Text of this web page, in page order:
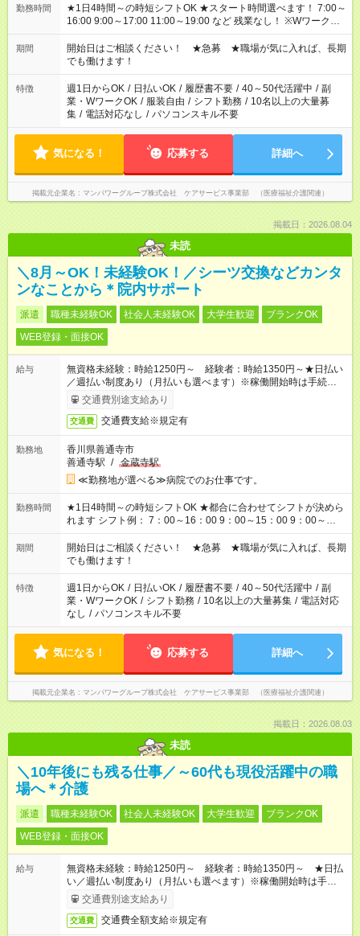
勤務時間
★1日4時間～の時短シフトOK ★スタート時間選べます！ 7:00～
16:00 9:00～17:00 11:00～19:00 など 残業なし！ ※Wワークの
場合、他のお仕事と合わせ週40時間超の就業はご案内できませ
ん ※法令に基づき、週20時間以上勤務は社会保険への加入対象
となります ※労働者派遣法（日雇い派遣の原則禁止）により、
短時間・短期間の就業はご案内が難しい場合があります
期間
開始日はご相談ください！ ★急募 ★職場が気に入れば、長期
でも働けます！
特徴 週1日からOK / 日払いOK / 履歴書不要 / 40～50代活躍中 / 副
業・WワークOK / 服装自由 / シフト勤務 / 10名以上の大量募
集 / 電話対応なし / パソコンスキル不要
気になる！ 応募する 詳細へ
掲載元企業名 マンパワーグループ株式会社 ケアサービス事業部 （医療福祉介護関連）
掲載日：2026.08.04
未読
＼8月～OK！未経験OK！／シーツ交換などカンタ
ンなことから＊院内サポート
派遣 職種未経験OK 社会人未経験OK 大学生歓迎
ブランクOK
WEB登録・面接OK
給与
無資格未経験：時給1250円～ 経験者：時給1350円～★日払い
／週払い制度あり（月払いも選べます）※稼働開始時は手続き完
了次第のお支払いとなります。
交通費別途支給あり
交通費 交通費支給※規定有
勤務地
香川県善通寺市
善通寺駅 / 金蔵寺駅
≪勤務地が選べる≫病院でのお仕事です。
勤務時間
★1日4時間～の時短シフトOK ★都合に合わせてシフトが決めら
れます シフト例： 7：00～16：00 9：00～15：00 9：00～
18：00 11：00～20：00 など ※Wワークの場合、他のお仕事と
合わせ週40時間超の就業はご案内できません ※法令に基づき、
週20時間以上勤務は社会保険への加入対象となります ※労働者
派遣法（日雇い派遣の原則禁止）により、短時間・短期間の就
業はご案内が難しい場合があります
期間
開始日はご相談ください！ ★急募 ★職場が気に入れば、長期
でも働けます！
特徴 週1日からOK / 日払いOK / 履歴書不要 / 40～50代活躍中 / 副
業・WワークOK / シフト勤務 / 10名以上の大量募集 / 電話対応
なし / パソコンスキル不要
気になる！ 応募する 詳細へ
掲載元企業名 マンパワーグループ株式会社 ケアサービス事業部 （医療福祉介護関連）
掲載日：2026.08.03
未読
＼10年後にも残る仕事／～60代も現役活躍中の職
場へ＊介護
派遣 職種未経験OK 社会人未経験OK 大学生歓迎
ブランクOK
WEB登録・面接OK
給与
無資格未経験：時給1250円～ 経験者：時給1350円～ ★日払
い／週払い制度あり（月払いも選べます）※稼働開始時は手続き
完了次第のお支払いとなります。
交通費別途支給あり
交通費 交通費全額支給※規定有